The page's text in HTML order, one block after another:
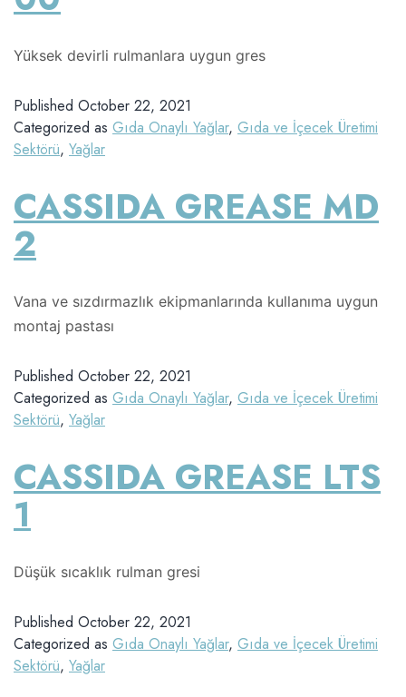
Yüksek devirli rulmanlara uygun gres
Published October 22, 2021
Categorized as Gıda Onaylı Yağlar, Gıda ve İçecek Üretimi
Sektörü, Yağlar
CASSIDA GREASE MD
2
Vana ve sızdırmazlık ekipmanlarında kullanıma uygun
montaj pastası
Published October 22, 2021
Categorized as Gıda Onaylı Yağlar, Gıda ve İçecek Üretimi
Sektörü, Yağlar
CASSIDA GREASE LTS
1
Düşük sıcaklık rulman gresi
Published October 22, 2021
Categorized as Gıda Onaylı Yağlar, Gıda ve İçecek Üretimi
Sektörü, Yağlar